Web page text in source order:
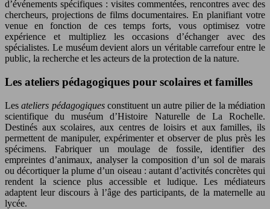
d’événements spécifiques : visites commentées, rencontres avec des
chercheurs, projections de films documentaires. En planifiant votre
venue en fonction de ces temps forts, vous optimisez votre
expérience et multipliez les occasions d’échanger avec des
spécialistes. Le muséum devient alors un véritable carrefour entre le
public, la recherche et les acteurs de la protection de la nature.
Les ateliers pédagogiques pour scolaires et familles
Lesateliers pédagogiquesconstituent un autre pilier de la médiation
scientifique du muséum d’Histoire Naturelle de La Rochelle.
Destinés aux scolaires, aux centres de loisirs et aux familles, ils
permettent de manipuler, expérimenter et observer de plus près les
spécimens. Fabriquer un moulage de fossile, identifier des
empreintes d’animaux, analyser la composition d’un sol de marais
ou décortiquer la plume d’un oiseau : autant d’activités concrètes qui
rendent la science plus accessible et ludique. Les médiateurs
adaptent leur discours à l’âge des participants, de la maternelle au
lycée.